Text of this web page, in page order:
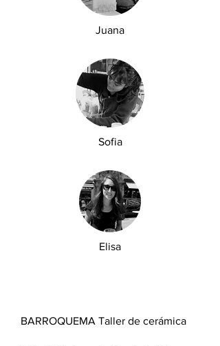
Juana
Sofia
Elisa
BARROQUEMA Taller de cerámica